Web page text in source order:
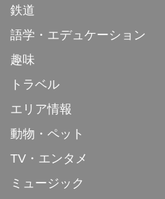
鉄道
語学・エデュケーション
趣味
トラベル
エリア情報
動物・ペット
TV・エンタメ
ミュージック